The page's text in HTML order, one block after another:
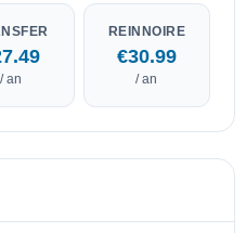
/ an
REINNOIRE
€30.99
/ an